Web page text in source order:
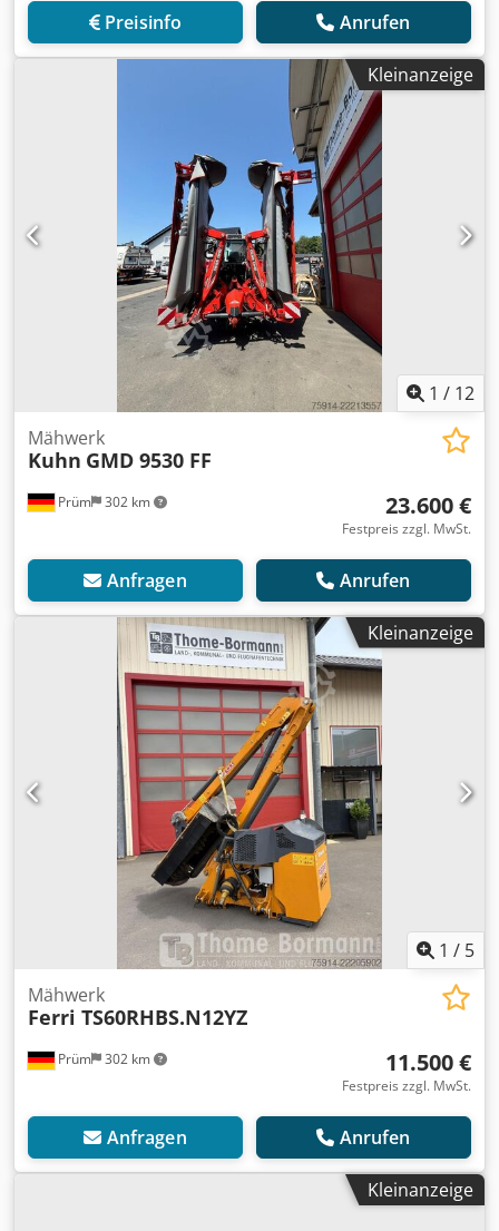
Preisinfo Anrufen
Kleinanzeige
1 / 12
Prüm 302 km
Mähwerk
Kuhn GMD 9530 FF
23.600 €
Festpreis zzgl. MwSt.
Anfragen Anrufen
Kleinanzeige
1 / 5
Prüm 302 km
Mähwerk
Ferri TS60RHBS.N12YZ
11.500 €
Festpreis zzgl. MwSt.
Anfragen Anrufen
Kleinanzeige